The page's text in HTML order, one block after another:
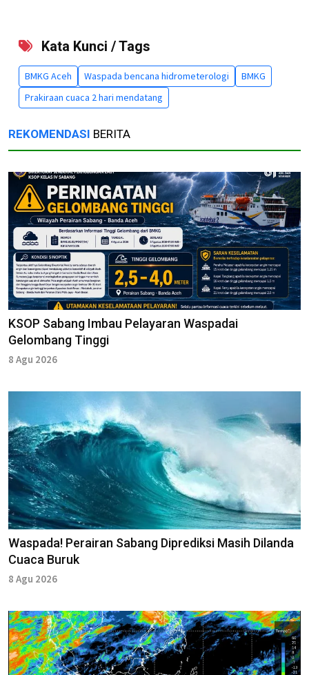
Kata Kunci / Tags
BMKG Aceh Waspada bencana hidrometerologi
BMKG
Prakiraan cuaca 2 hari mendatang
REKOMENDASI BERITA
KSOP Sabang Imbau Pelayaran Waspadai
Gelombang Tinggi
8 Agu 2026
Waspada! Perairan Sabang Diprediksi Masih Dilanda
Cuaca Buruk
8 Agu 2026